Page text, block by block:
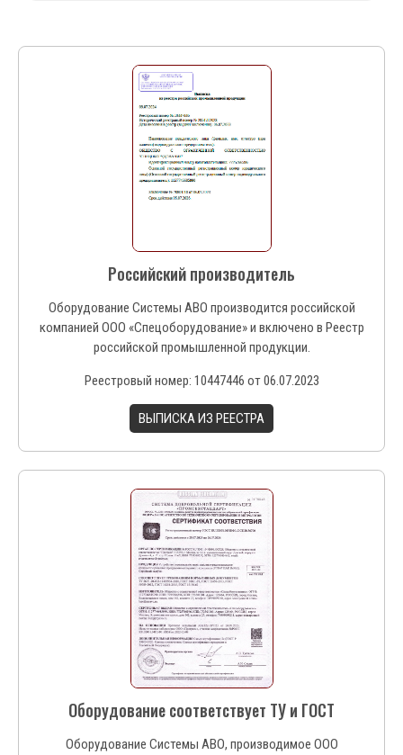
Российский производитель
Оборудование Системы АВО производится российской
компанией ООО «Спецоборудование» и включено в Реестр
российской промышленной продукции.
Реестровый номер: 10447446 от 06.07.2023
ВЫПИСКА ИЗ РЕЕСТРА
Оборудование соответствует ТУ и ГОСТ
Оборудование Системы АВО, производимое ООО